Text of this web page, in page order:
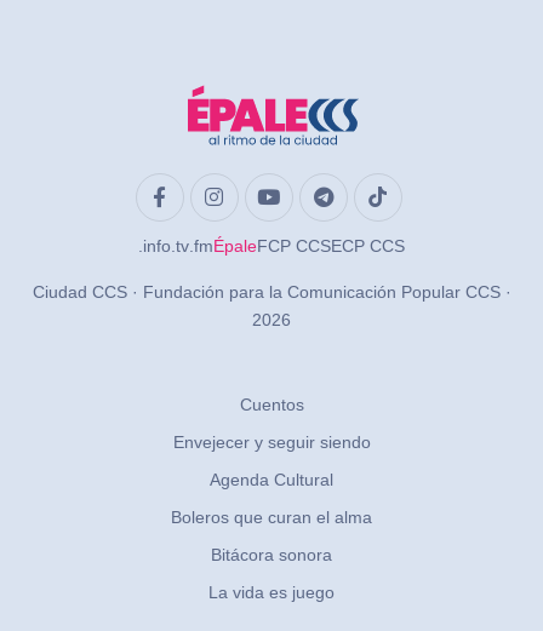
.info .tv .fmÉpaleFCP CCSECP CCS
Ciudad CCS · Fundación para la Comunicación Popular CCS ·
2026
Cuentos
Envejecer y seguir siendo
Agenda Cultural
Boleros que curan el alma
Bitácora sonora
La vida es juego